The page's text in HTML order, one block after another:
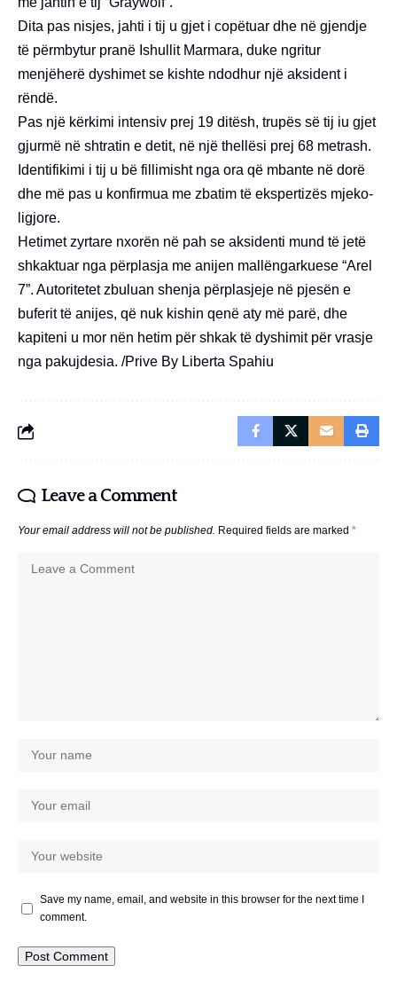
Dita pas nisjes, jahti i tij u gjet i copëtuar dhe në gjendje
të përmbytur pranë Ishullit Marmara, duke ngritur
menjëherë dyshimet se kishte ndodhur një aksident i
rëndë.
Pas një kërkimi intensiv prej 19 ditësh, trupës së tij iu gjet
gjurmë në shtratin e detit, në një thellësi prej 68 metrash.
Identifikimi i tij u bë fillimisht nga ora që mbante në dorë
dhe më pas u konfirmua me zbatim të ekspertizës mjeko-
ligjore.
Hetimet zyrtare nxorën në pah se aksidenti mund të jetë
shkaktuar nga përplasja me anijen mallëngarkuese “Arel
7”. Autoritetet zbuluan shenja përplasjeje në pjesën e
buferit të anijes, që nuk kishin qenë aty më parë, dhe
kapiteni u mor nën hetim për shkak të dyshimit për vrasje
nga pakujdesia. /Prive By Liberta Spahiu
Leave a Comment
Your email address will not be published. Required fields are marked *
Save my name, email, and website in this browser for the next time I
comment.